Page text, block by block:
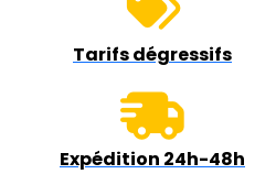
Tarifs dégressifs
Expédition 24h-48h